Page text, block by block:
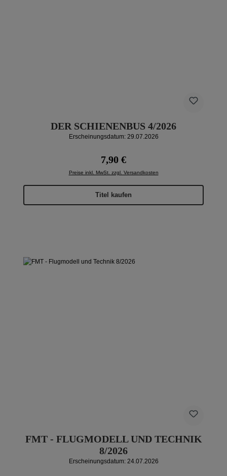
DER SCHIENENBUS 4/2026
Erscheinungsdatum: 29.07.2026
Regulärer Preis:
7,90 €
Preise inkl. MwSt. zzgl. Versandkosten
Titel kaufen
FMT - FLUGMODELL UND TECHNIK
8/2026
Erscheinungsdatum: 24.07.2026